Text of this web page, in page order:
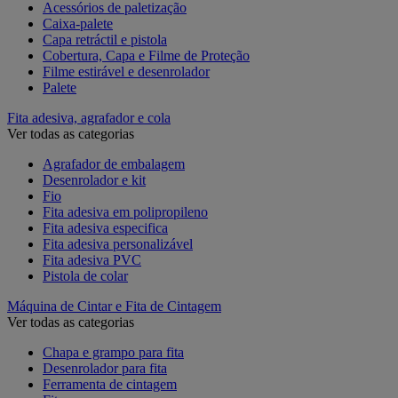
Acessórios de paletização
Caixa-palete
Capa retráctil e pistola
Cobertura, Capa e Filme de Proteção
Filme estirável e desenrolador
Palete
Fita adesiva, agrafador e cola
Ver todas as categorias
Agrafador de embalagem
Desenrolador e kit
Fio
Fita adesiva em polipropileno
Fita adesiva especifica
Fita adesiva personalizável
Fita adesiva PVC
Pistola de colar
Máquina de Cintar e Fita de Cintagem
Ver todas as categorias
Chapa e grampo para fita
Desenrolador para fita
Ferramenta de cintagem